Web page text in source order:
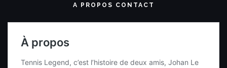
A PROPOS CONTACT